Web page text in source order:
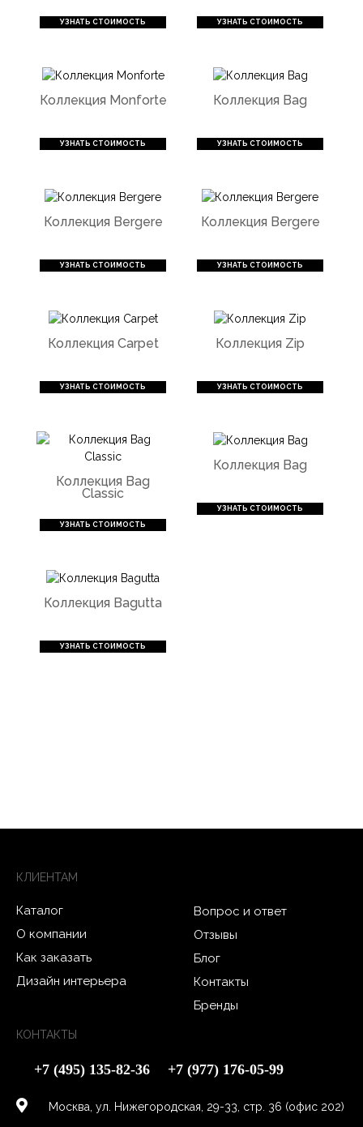
УЗНАТЬ СТОИМОСТЬ УЗНАТЬ СТОИМОСТЬ
Коллекция Monforte
УЗНАТЬ СТОИМОСТЬ
Коллекция Bag
УЗНАТЬ СТОИМОСТЬ
Коллекция Bergere
УЗНАТЬ СТОИМОСТЬ
Коллекция Bergere
УЗНАТЬ СТОИМОСТЬ
Коллекция Carpet
УЗНАТЬ СТОИМОСТЬ
Коллекция Zip
УЗНАТЬ СТОИМОСТЬ
Коллекция Bag
Classic
УЗНАТЬ СТОИМОСТЬ
Коллекция Bag
УЗНАТЬ СТОИМОСТЬ
Коллекция Bagutta
УЗНАТЬ СТОИМОСТЬ
КЛИЕНТАМ
Каталог
О компании
Как заказать
Дизайн интерьера
Вопрос и ответ
Отзывы
Блог
Контакты
Бренды
КОНТАКТЫ
+7 (495) 135-82-36 +7 (977) 176-05-99
Москва, ул. Нижегородская, 29-33, стр. 36 (офис 202)